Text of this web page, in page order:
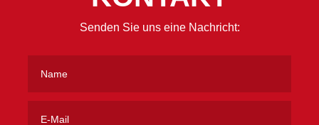
Senden Sie uns eine Nachricht: